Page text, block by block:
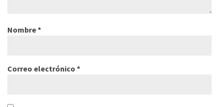
Nombre*
Correo electrónico *